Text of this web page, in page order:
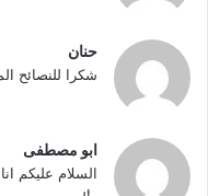
حنان
شكرا للنصائح
ابو مصطفى
السلام عليكم